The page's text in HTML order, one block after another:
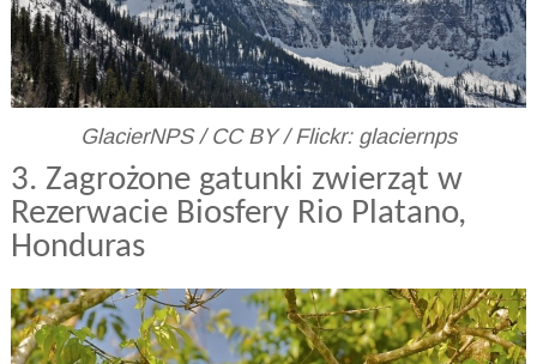
GlacierNPS / CC BY / Flickr: glaciernps
3. Zagrożone gatunki zwierząt w
Rezerwacie Biosfery Rio Platano,
Honduras